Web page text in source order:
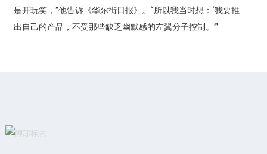
是开玩笑，”他告诉《华尔街日报》。“所以我当时想：‘我要推
出自己的产品，不受那些缺乏幽默感的左翼分子控制。’”